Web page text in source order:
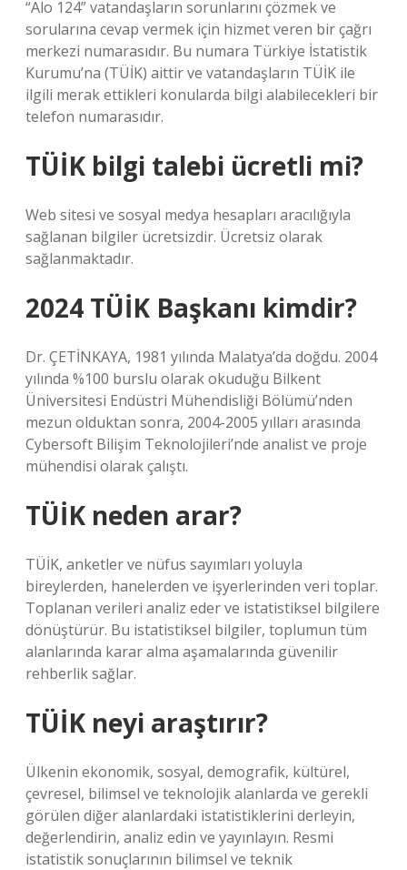
“Alo 124” vatandaşların sorunlarını çözmek ve
sorularına cevap vermek için hizmet veren bir çağrı
merkezi numarasıdır. Bu numara Türkiye İstatistik
Kurumu’na (TÜİK) aittir ve vatandaşların TÜİK ile
ilgili merak ettikleri konularda bilgi alabilecekleri bir
telefon numarasıdır.
TÜİK bilgi talebi ücretli mi?
Web sitesi ve sosyal medya hesapları aracılığıyla
sağlanan bilgiler ücretsizdir. Ücretsiz olarak
sağlanmaktadır.
2024 TÜİK Başkanı kimdir?
Dr. ÇETİNKAYA, 1981 yılında Malatya’da doğdu. 2004
yılında %100 burslu olarak okuduğu Bilkent
Üniversitesi Endüstri Mühendisliği Bölümü’nden
mezun olduktan sonra, 2004-2005 yılları arasında
Cybersoft Bilişim Teknolojileri’nde analist ve proje
mühendisi olarak çalıştı.
TÜİK neden arar?
TÜİK, anketler ve nüfus sayımları yoluyla
bireylerden, hanelerden ve işyerlerinden veri toplar.
Toplanan verileri analiz eder ve istatistiksel bilgilere
dönüştürür. Bu istatistiksel bilgiler, toplumun tüm
alanlarında karar alma aşamalarında güvenilir
rehberlik sağlar.
TÜİK neyi araştırır?
Ülkenin ekonomik, sosyal, demografik, kültürel,
çevresel, bilimsel ve teknolojik alanlarda ve gerekli
görülen diğer alanlardaki istatistiklerini derleyin,
değerlendirin, analiz edin ve yayınlayın. Resmi
istatistik sonuçlarının bilimsel ve teknik